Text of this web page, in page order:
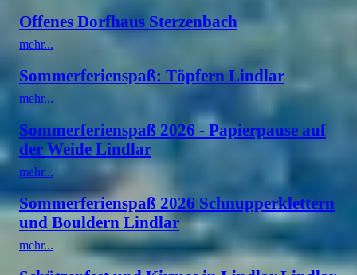
Offenes Dorfhaus Sterzenbach
mehr...
Sommerferienspaß: Töpfern Lindlar
mehr...
Sommerferienspaß 2026 - Papierpause auf
der Weide Lindlar
mehr...
Sommerferienspaß 2026 Schnupperklettern
und Bouldern Lindlar
mehr...